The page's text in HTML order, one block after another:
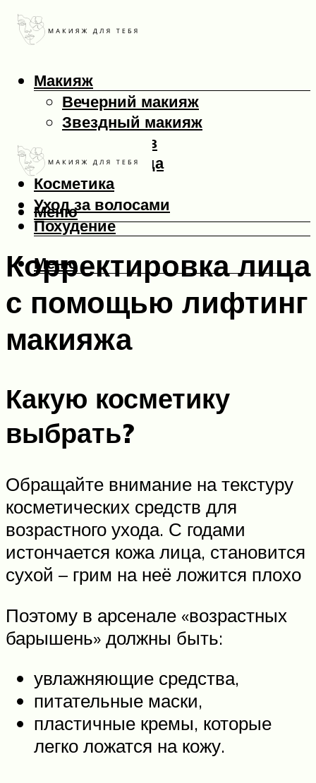
Макияж
Вечерний макияж
Звездный макияж
Макияж глаз
Макияж лица
Косметика
Уход за волосами
Похудение
Меню
Меню
Корректировка лица
с помощью лифтинг
макияжа
Какую косметику
выбрать?
Обращайте внимание на текстуру
косметических средств для
возрастного ухода. С годами
истончается кожа лица, становится
сухой – грим на неё ложится плохо
Поэтому в арсенале «возрастных
барышень» должны быть:
увлажняющие средства,
питательные маски,
пластичные кремы, которые
легко ложатся на кожу.